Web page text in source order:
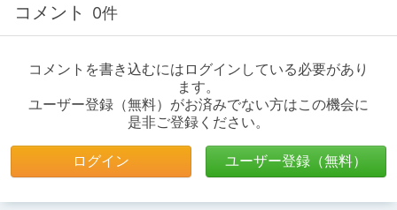
コメント 0件
コメントを書き込むにはログインしている必要があり
ます。
ユーザー登録（無料）がお済みでない方はこの機会に
是非ご登録ください。
ログイン ユーザー登録（無料）